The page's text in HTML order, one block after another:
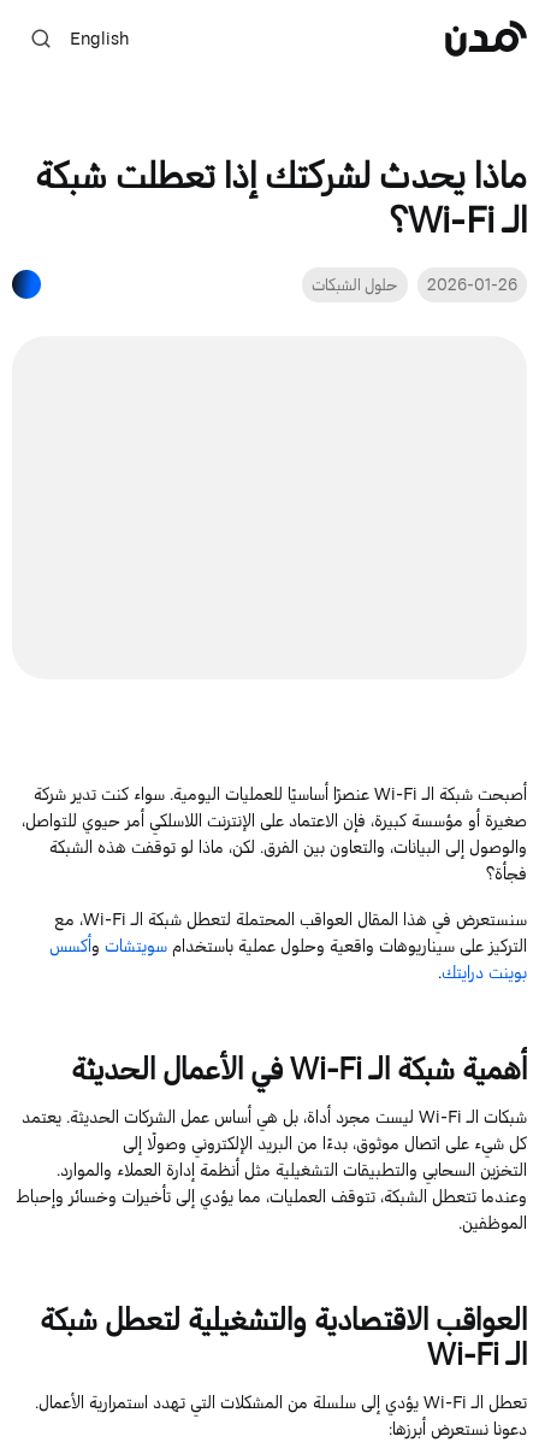
English
ماذا يحدث لشركتك إذا تعطلت شبكة
الـ Wi-Fi؟
2026-01-26 حلول الشبكات
أصبحت شبكة الـWi-Fiعنصرًا أساسيًا للعمليات اليومية. سواء كنت تدير شركة
صغيرة أو مؤسسة كبيرة، فإن الاعتماد على الإنترنت اللاسلكي أمر حيوي للتواصل،
والوصول إلى البيانات، والتعاون بين الفرق. لكن، ماذا لو توقفت هذه الشبكة
فجأة؟
سنستعرض في هذا المقال العواقب المحتملة لتعطل شبكة الـWi-Fi، مع
التركيز على سيناريوهات واقعية وحلول عملية باستخدامسويتشاتوأكسس
بوينت درايتك.
أهميةشبكة الـWi-Fiفي الأعمال الحديثة
شبكات الـWi-Fiليست مجرد أداة، بل هي أساس عمل الشركات الحديثة. يعتمد
كل شيء على اتصال موثوق، بدءًا من البريد الإلكتروني وصولًا إلى
التخزينالسحابيوالتطبيقات التشغيلية مثل أنظمة إدارة العملاء والموارد.
وعندما تتعطل الشبكة، تتوقف العمليات، مما يؤدي إلى تأخيرات وخسائر وإحباط
الموظفين.
العواقب الاقتصادية والتشغيلية لتعطلشبكة
الـWi-Fi
تعطل الـWi-Fiيؤدي إلى سلسلة من المشكلات التي تهدد استمرارية الأعمال.
دعونا نستعرض أبرزها: